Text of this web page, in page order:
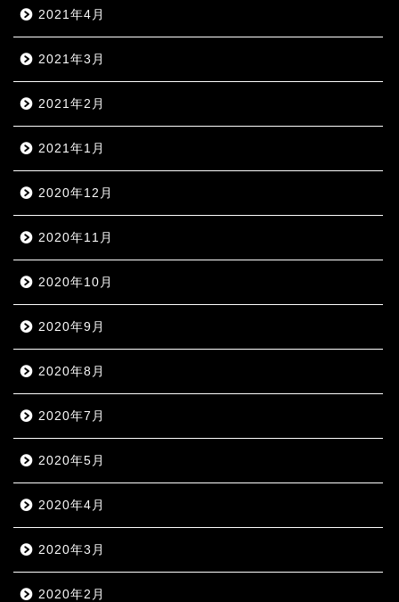
2021年4月
2021年3月
2021年2月
2021年1月
2020年12月
2020年11月
2020年10月
2020年9月
2020年8月
2020年7月
2020年5月
2020年4月
2020年3月
2020年2月